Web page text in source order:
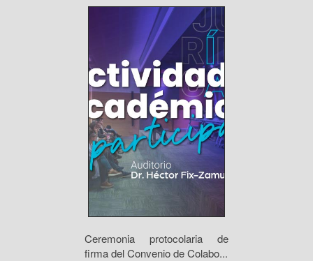
Ceremonia protocolaria de
firma del Convenio de Colabo...